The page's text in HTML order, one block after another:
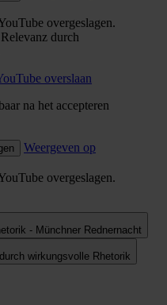
overgeslagen.
durch
overslaan
na het accepteren
Weergeven op
overgeslagen.
- Münchner Rednernacht
wirkungsvolle Rhetorik